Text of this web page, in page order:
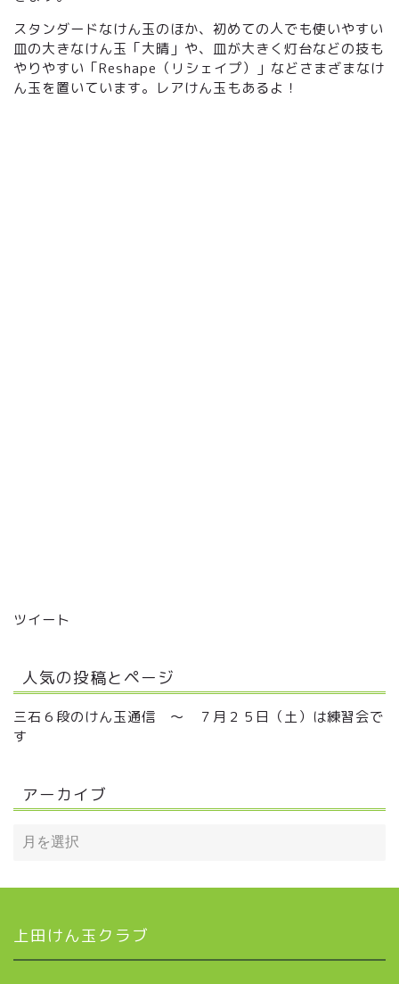
スタンダードなけん玉のほか、初めての人でも使いやすい
皿の大きなけん玉「大晴」や、皿が大きく灯台などの技も
やりやすい「Reshape（リシェイプ）」などさまざまなけ
ん玉を置いています。レアけん玉もあるよ！
ツイート
人気の投稿とページ
三石６段のけん玉通信 ～ ７月２５日（土）は練習会で
す
アーカイブ
上田けん玉クラブ